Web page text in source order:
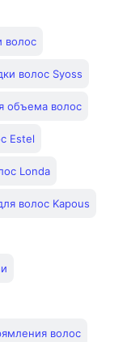
волос
волос Syoss
объема волос
Estel
Londa
волос Kapous
волос